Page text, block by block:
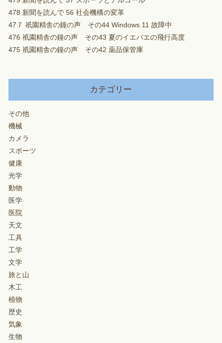
478 新聞を読んで 56 社会機構の変革
47７ 祇園精舎の鐘の声 その44 Windows 11 故障中
476 祇園精舎の鐘の声 その43 夏のイエバエの飛行高度
475 祇園精舎の鐘の声 その42 薬品保管庫
カテゴリー
その他
機械
カメラ
スポーツ
健康
光学
動物
医学
医院
天文
工具
工学
文学
旅と山
木工
植物
歴史
気象
生物